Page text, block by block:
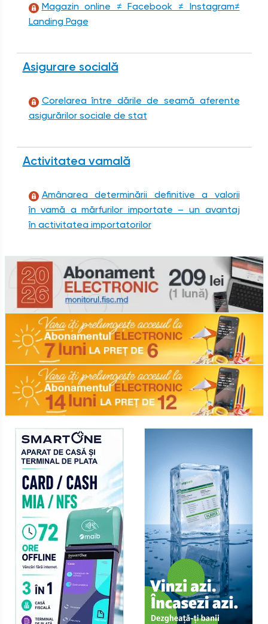
Magazin online ≠ Facebook ≠ Instagram≠
Landing Page
Asigurare socială
Corelarea între dările de seamă aferente
asigurărilor sociale de stat
Activitatea vamală
Amânarea determinării definitive a valorii
în vamă a mărfurilor importate – un avantaj
în activitatea importatorilor